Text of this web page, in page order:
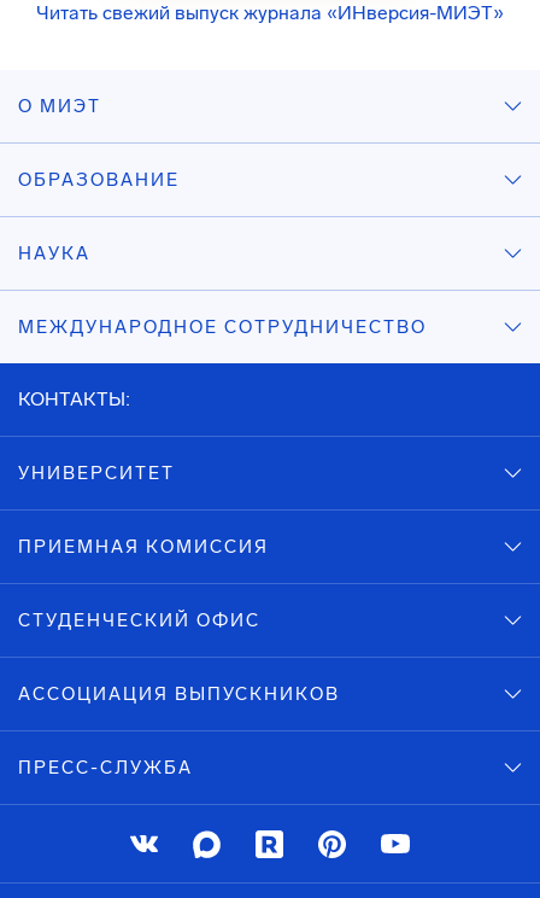
Читать свежий выпуск журнала «ИНверсия-МИЭТ»
О МИЭТ
ОБРАЗОВАНИЕ
НАУКА
МЕЖДУНАРОДНОЕ СОТРУДНИЧЕСТВО
КОНТАКТЫ:
УНИВЕРСИТЕТ
ПРИЕМНАЯ КОМИССИЯ
СТУДЕНЧЕСКИЙ ОФИС
АССОЦИАЦИЯ ВЫПУСКНИКОВ
ПРЕСС-СЛУЖБА